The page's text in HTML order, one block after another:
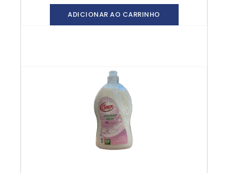
ADICIONAR AO CARRINHO